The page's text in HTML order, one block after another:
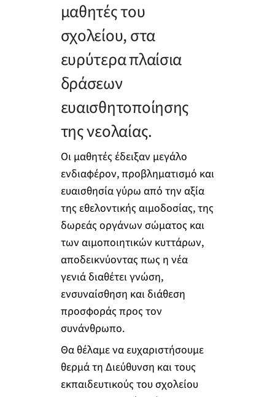
μαθητές του
σχολείου, στα
ευρύτερα πλαίσια
δράσεων
ευαισθητοποίησης
της νεολαίας.
Οι μαθητές έδειξαν μεγάλο
ενδιαφέρον, προβληματισμό και
ευαισθησία γύρω από την αξία
της εθελοντικής αιμοδοσίας, της
δωρεάς οργάνων σώματος και
των αιμοποιητικών κυττάρων,
αποδεικνύοντας πως η νέα
γενιά διαθέτει γνώση,
ενσυναίσθηση και διάθεση
προσφοράς προς τον
συνάνθρωπο.
Θα θέλαμε να ευχαριστήσουμε
θερμά τη Διεύθυνση και τους
εκπαιδευτικούς του σχολείου